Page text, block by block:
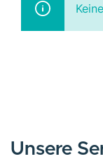
Unsere